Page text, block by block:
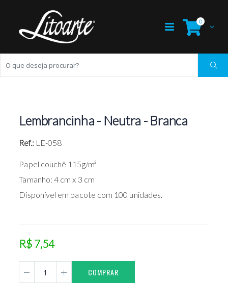
0
Lembrancinha - Neutra - Branca
Ref.: LE-058
Papel couchê 115g/m²
Tamanho: 4 cm x 3 cm
Disponível em pacote com 100 unidades.
R$ 7,54
COMPRAR